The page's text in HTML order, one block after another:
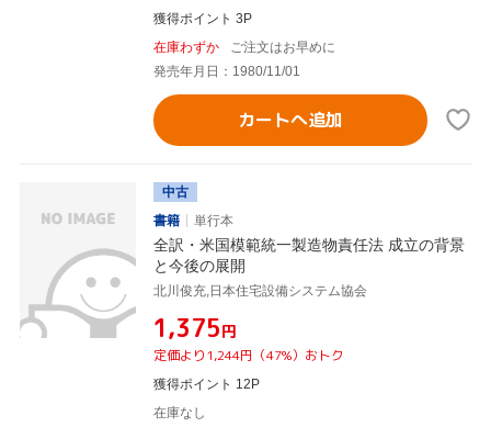
獲得ポイント 3P
在庫わずか
ご注文はお早めに
発売年月日：1980/11/01
カートへ追加
中古
書籍
単行本
全訳・米国模範統一製造物責任法 成立の背景
と今後の展開
北川俊充,日本住宅設備システム協会
¥1,375円
定価より1,244円（47%）おトク
獲得ポイント 12P
在庫なし